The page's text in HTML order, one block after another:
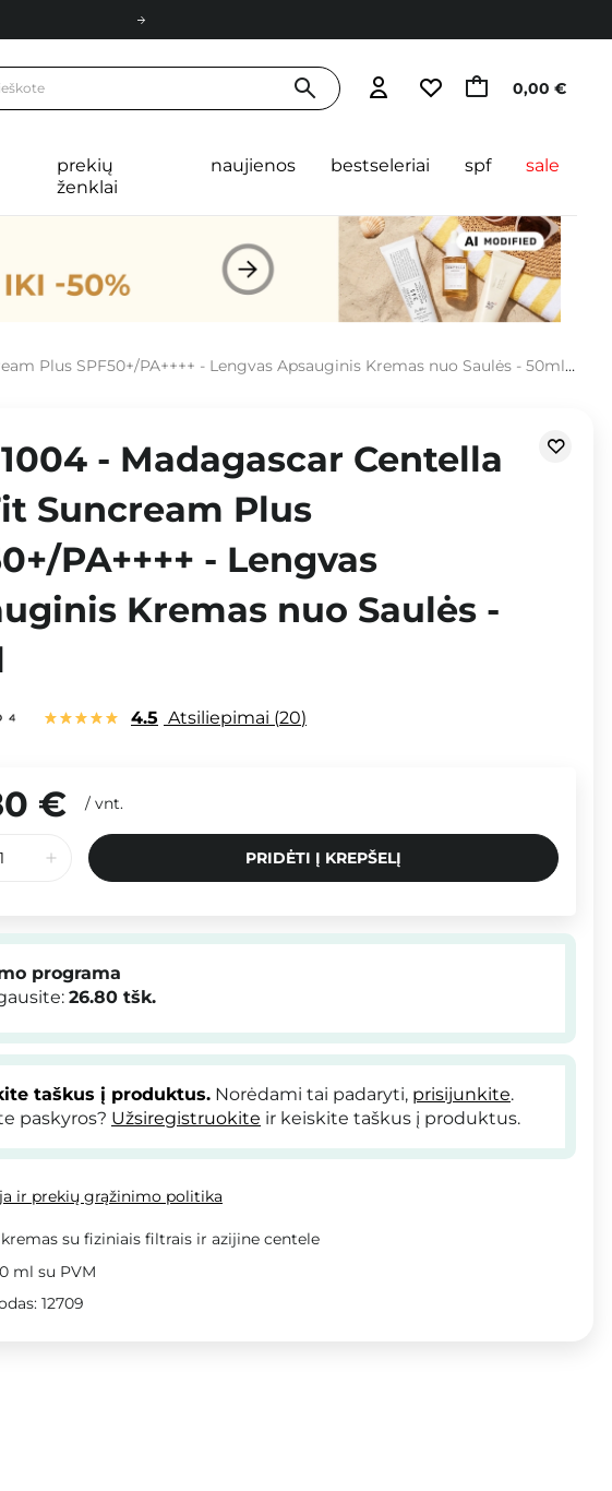
€ 0,00 €
prekių
ženklai
naujienos bestseleriai spf sale
Plus SPF50+/PA++++ - Lengvas Apsauginis Kremas nuo Saulės - 50ml
- Madagascar Centella
Suncream Plus
PA++++ - Lengvas
Kremas nuo Saulės -
4.5 Atsiliepimai 20
€ / vnt.
PRIDĖTI Į KREPŠELĮ
programa
26.80 tšk.
taškus į produktus. Norėdami tai padaryti, prisijunkite.
paskyros? Užsiregistruokite ir keiskite taškus į produktus.
ir prekių grąžinimo politika
su fiziniais filtrais ir azijine centele
ml su PVM
12709